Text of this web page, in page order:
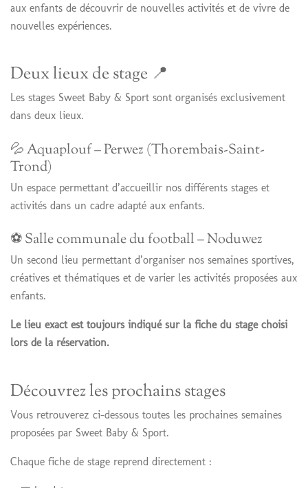
aux enfants de découvrir de nouvelles activités et de vivre de
nouvelles expériences.
Deux lieux de stage 📍
Les stages Sweet Baby & Sport sont organisés exclusivement
dans deux lieux.
💦 Aquaplouf – Perwez (Thorembais-Saint-
Trond)
Un espace permettant d’accueillir nos différents stages et
activités dans un cadre adapté aux enfants.
⚽ Salle communale du football – Noduwez
Un second lieu permettant d’organiser nos semaines sportives,
créatives et thématiques et de varier les activités proposées aux
enfants.
Le lieu exact est toujours indiqué sur la fiche du stage choisi
lors de la réservation.
Découvrez les prochains stages
Vous retrouverez ci-dessous toutes les prochaines semaines
proposées par Sweet Baby & Sport.
Chaque fiche de stage reprend directement :